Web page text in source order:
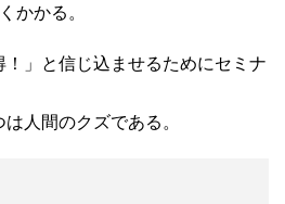
かかる。
！」と信じ込ませるためにセミナ
人間のクズである。